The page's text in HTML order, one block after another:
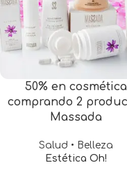
50% en cosmética
comprando 2
Massada
Salud • Belleza
Estética Oh!